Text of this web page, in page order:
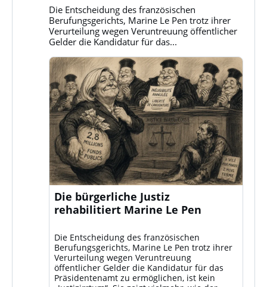
Bluesky
ansehen
Die Entscheidung des französischen
Berufungsgerichts, Marine Le Pen trotz ihrer
Verurteilung wegen Veruntreuung öffentlicher
Gelder die Kandidatur für das...
Die bürgerliche Justiz
rehabilitiert Marine Le Pen
Die Entscheidung des französischen
Berufungsgerichts, Marine Le Pen trotz ihrer
Verurteilung wegen Veruntreuung
öffentlicher Gelder die Kandidatur für das
Präsidentenamt zu ermöglichen, ist kein